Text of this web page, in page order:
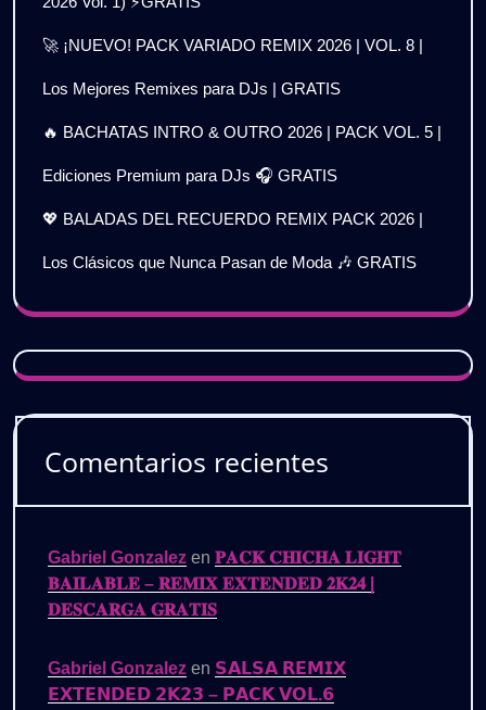
🚀 ¡NUEVO! PACK VARIADO REMIX 2026 | VOL. 8 |
Los Mejores Remixes para DJs | GRATIS
🔥 BACHATAS INTRO & OUTRO 2026 | PACK VOL. 5 |
Ediciones Premium para DJs 🎧 GRATIS
💖 BALADAS DEL RECUERDO REMIX PACK 2026 |
Los Clásicos que Nunca Pasan de Moda 🎶 GRATIS
Comentarios recientes
Gabriel Gonzalez en 𝐏𝐀𝐂𝐊 𝐂𝐇𝐈𝐂𝐇𝐀 𝐋𝐈𝐆𝐇𝐓
𝐁𝐀𝐈𝐋𝐀𝐁𝐋𝐄 – 𝐑𝐄𝐌𝐈𝐗 𝐄𝐗𝐓𝐄𝐍𝐃𝐄𝐃 𝟐𝐊𝟐𝟒 |
𝐃𝐄𝐒𝐂𝐀𝐑𝐆𝐀 𝐆𝐑𝐀𝐓𝐈𝐒
Gabriel Gonzalez en 𝗦𝗔𝗟𝗦𝗔 𝗥𝗘𝗠𝗜𝗫
𝗘𝗫𝗧𝗘𝗡𝗗𝗘𝗗 𝟮𝗞𝟮𝟯 – 𝗣𝗔𝗖𝗞 𝗩𝗢𝗟.𝟲